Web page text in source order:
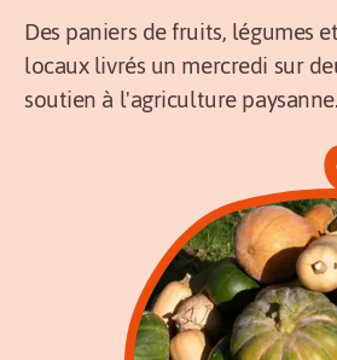
Des paniers de fruits, légumes
locaux livrés un mercredi sur
soutien à l'agriculture paysanne.